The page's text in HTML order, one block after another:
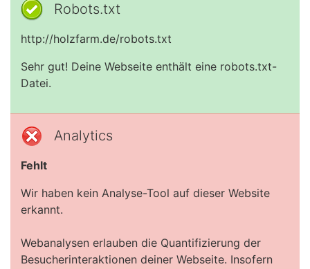
Robots.txt
http://holzfarm.de/robots.txt
Sehr gut! Deine Webseite enthält eine robots.txt-
Datei.
Analytics
Fehlt
Wir haben kein Analyse-Tool auf dieser Website
erkannt.
Webanalysen erlauben die Quantifizierung der
Besucherinteraktionen deiner Webseite. Insofern